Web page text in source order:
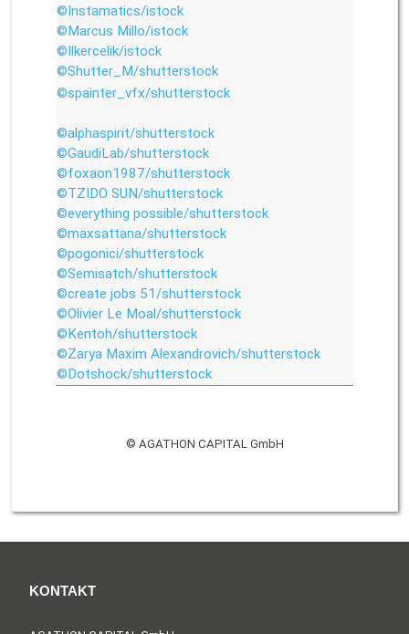
©Instamatics/istock
©Marcus Millo/istock
©Ilkercelik/istock
©Shutter_M/shutterstock
©spainter_vfx/shutterstock
©alphaspirit/shutterstock
©GaudiLab/shutterstock
©foxaon1987/shutterstock
©TZIDO SUN/shutterstock
©everything possible/shutterstock
©maxsattana/shutterstock
©pogonici/shutterstock
©Semisatch/shutterstock
©create jobs 51/shutterstock
©Olivier Le Moal/shutterstock
©Kentoh/shutterstock
©Zarya Maxim Alexandrovich/shutterstock
©Dotshock/shutterstock
© AGATHON CAPITAL GmbH
KONTAKT